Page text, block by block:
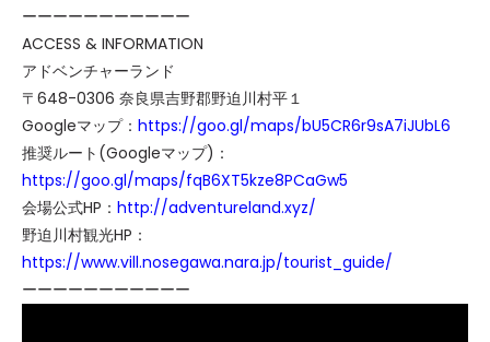
ーーーーーーーーーーー
ACCESS & INFORMATION
アドベンチャーランド
〒648-0306 奈良県吉野郡野迫川村平１
Googleマップ： https://goo.gl/maps/bU5CR6r9sA7iJUbL6
推奨ルート(Googleマップ)：
https://goo.gl/maps/fqB6XT5kze8PCaGw5
会場公式HP： http://adventureland.xyz/
野迫川村観光HP：
https://www.vill.nosegawa.nara.jp/tourist_guide/
ーーーーーーーーーーー